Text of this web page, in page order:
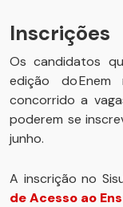
Inscrições
Os candidatos
edição do Enem
concorrido a
poderem se
junho.
A inscrição no
de Acesso ao